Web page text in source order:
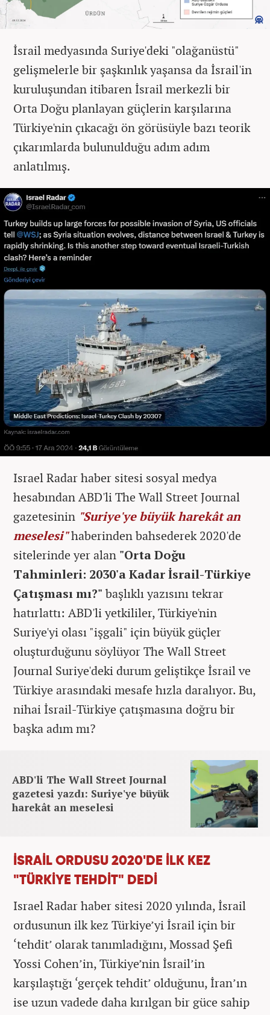
İsrail medyasında Suriye'deki "olağanüstü"
gelişmelerle bir şaşkınlık yaşansa da İsrail'in
kuruluşundan itibaren İsrail merkezli bir
Orta Doğu planlayan güçlerin karşılarına
Türkiye'nin çıkacağı ön görüsüyle bazı teorik
çıkarımlarda bulunulduğu adım adım
anlatılmış.
Israel Radar haber sitesi sosyal medya
hesabından ABD'li The Wall Street Journal
gazetesinin "Suriye'ye büyük harekât an
meselesi"haberinden bahsederek 2020'de
sitelerinde yer alan "Orta Doğu
Tahminleri: 2030'a Kadar İsrail-Türkiye
Çatışması mı?" başlıklı yazısını tekrar
hatırlattı: ABD'li yetkililer, Türkiye'nin
Suriye'yi olası "işgali" için büyük güçler
oluşturduğunu söylüyor The Wall Street
Journal Suriye'deki durum geliştikçe İsrail ve
Türkiye arasındaki mesafe hızla daralıyor. Bu,
nihai İsrail-Türkiye çatışmasına doğru bir
başka adım mı?
ABD'li The Wall Street Journal
gazetesi yazdı: Suriye'ye büyük
harekât an meselesi
İSRAİL ORDUSU 2020'DE İLK KEZ
"TÜRKİYE TEHDİT" DEDİ
Israel Radar haber sitesi 2020 yılında, İsrail
ordusunun ilk kez Türkiye’yi İsrail için bir
‘tehdit’ olarak tanımladığını, Mossad Şefi
Yossi Cohen’in, Türkiye’nin İsrail’in
karşılaştığı ‘gerçek tehdit’ olduğunu, İran’ın
ise uzun vadede daha kırılgan bir güce sahip